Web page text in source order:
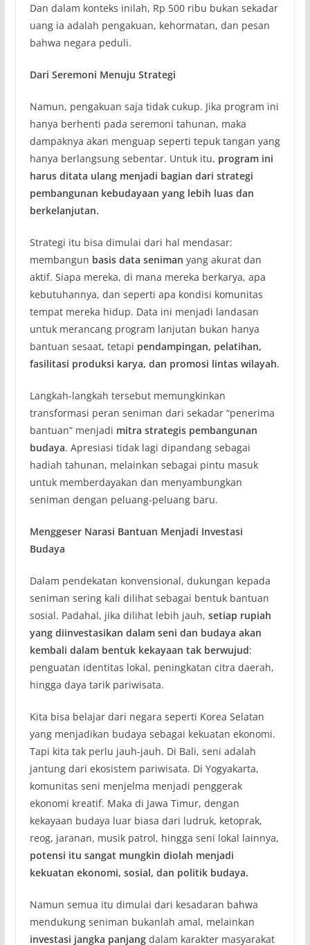
Dan dalam konteks inilah, Rp 500 ribu bukan sekadar
uang ia adalah pengakuan, kehormatan, dan pesan
bahwa negara peduli.
Dari Seremoni Menuju Strategi
Namun, pengakuan saja tidak cukup. Jika program ini
hanya berhenti pada seremoni tahunan, maka
dampaknya akan menguap seperti tepuk tangan yang
hanya berlangsung sebentar. Untuk itu, program ini
harus ditata ulang menjadi bagian dari strategi
pembangunan kebudayaan yang lebih luas dan
berkelanjutan.
Strategi itu bisa dimulai dari hal mendasar:
membangun basis data seniman yang akurat dan
aktif. Siapa mereka, di mana mereka berkarya, apa
kebutuhannya, dan seperti apa kondisi komunitas
tempat mereka hidup. Data ini menjadi landasan
untuk merancang program lanjutan bukan hanya
bantuan sesaat, tetapi pendampingan, pelatihan,
fasilitasi produksi karya, dan promosi lintas wilayah.
Langkah-langkah tersebut memungkinkan
transformasi peran seniman dari sekadar “penerima
bantuan” menjadi mitra strategis pembangunan
budaya. Apresiasi tidak lagi dipandang sebagai
hadiah tahunan, melainkan sebagai pintu masuk
untuk memberdayakan dan menyambungkan
seniman dengan peluang-peluang baru.
Menggeser Narasi Bantuan Menjadi Investasi
Budaya
Dalam pendekatan konvensional, dukungan kepada
seniman sering kali dilihat sebagai bentuk bantuan
sosial. Padahal, jika dilihat lebih jauh, setiap rupiah
yang diinvestasikan dalam seni dan budaya akan
kembali dalam bentuk kekayaan tak berwujud:
penguatan identitas lokal, peningkatan citra daerah,
hingga daya tarik pariwisata.
Kita bisa belajar dari negara seperti Korea Selatan
yang menjadikan budaya sebagai kekuatan ekonomi.
Tapi kita tak perlu jauh-jauh. Di Bali, seni adalah
jantung dari ekosistem pariwisata. Di Yogyakarta,
komunitas seni menjelma menjadi penggerak
ekonomi kreatif. Maka di Jawa Timur, dengan
kekayaan budaya luar biasa dari ludruk, ketoprak,
reog, jaranan, musik patrol, hingga seni lokal lainnya,
potensi itu sangat mungkin diolah menjadi
kekuatan ekonomi, sosial, dan politik budaya.
Namun semua itu dimulai dari kesadaran bahwa
mendukung seniman bukanlah amal, melainkan
investasi jangka panjangdalam karakter masyarakat